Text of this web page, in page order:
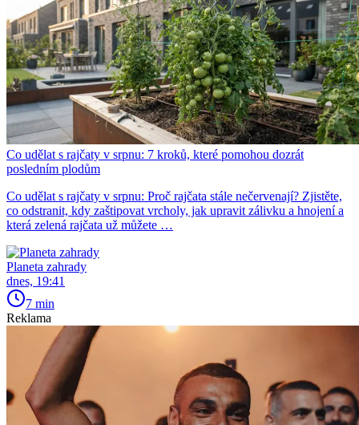
Co udělat s rajčaty v srpnu: 7 kroků, které pomohou dozrát
posledním plodům
Co udělat s rajčaty v srpnu: Proč rajčata stále nečervenají? Zjistěte,
co odstranit, kdy zaštipovat vrcholy, jak upravit zálivku a hnojení a
která zelená rajčata už můžete …
Planeta zahrady
dnes, 19:41
7 min
Reklama